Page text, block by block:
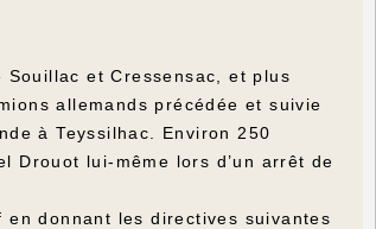
et Cressensac, et plus
allemands précédée et suivie
à Teyssilhac. Environ 250
Drouot lui-même lors d’un arrêt de
donnant les directives suivantes